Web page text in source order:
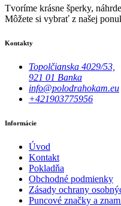
Tvoríme krásne šperky,
Môžete si vybrať z našej
Kontakty
Topolčianska 4029/53,
921 01 Banka
info@polodrahokam.eu
+421903775956
Informácie
Úvod
Kontakt
Pokladňa
Obchodné podmienky
Zásady ochrany
Puncové značky a